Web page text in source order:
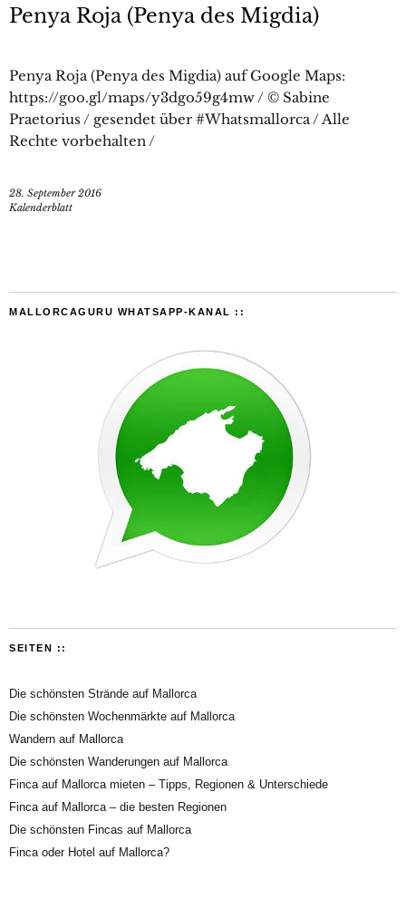
Penya Roja (Penya des Migdia)
Penya Roja (Penya des Migdia) auf Google Maps:
https://goo.gl/maps/y3dgo59g4mw / © Sabine
Praetorius / gesendet über #Whatsmallorca / Alle
Rechte vorbehalten /
28. September 2016
Kalenderblatt
MALLORCAGURU WHATSAPP-KANAL ::
SEITEN ::
Die schönsten Strände auf Mallorca
Die schönsten Wochenmärkte auf Mallorca
Wandern auf Mallorca
Die schönsten Wanderungen auf Mallorca
Finca auf Mallorca mieten – Tipps, Regionen & Unterschiede
Finca auf Mallorca – die besten Regionen
Die schönsten Fincas auf Mallorca
Finca oder Hotel auf Mallorca?